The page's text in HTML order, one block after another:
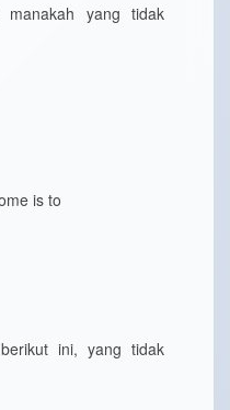
yang tidak
is to
ini, yang tidak